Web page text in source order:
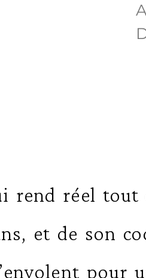
rend réel
et de son